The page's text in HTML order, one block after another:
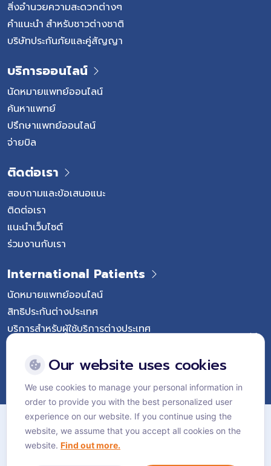
สิ่งอำนวยความสะดวกต่างๆ
คำแนะนำ สำหรับชาวต่างชาติ
บริษัทประกันภัยและคู่สัญญา
บริการออนไลน์
นัดหมายแพทย์ออนไลน์
ค้นหาแพทย์
ปรึกษาแพทย์ออนไลน์
จ่ายบิล
ติดต่อเรา
สอบถามและข้อเสนอแนะ
ติดต่อเรา
แนะนำเว็บไซต์
ร่วมงานกับเรา
International Patients
นัดหมายแพทย์ออนไลน์
สิทธิประกันต่างประเทศ
บริการสำหรับผู้ใช้บริการต่างประเทศ
Follow Vejthani International Hospital
แผนผังเว็บไซต์
นโยบายส่วนบุคคล
Our website uses cookies
We use cookies to manage your personal information in
order to provide you with the best personalized user
experience on our website. If you continue using the
website, we assume that you accept all cookies on the
website. Find out more.